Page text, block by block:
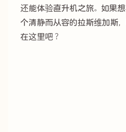
还能体验直升机之旅。如果
个清静而从容的拉斯维加斯
在这里吧？